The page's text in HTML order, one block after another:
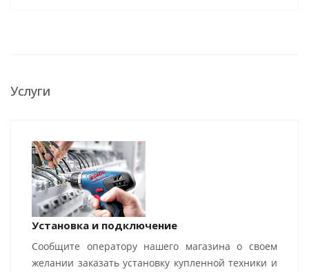
Услуги
Установка и подключение
Сообщите оператору нашего магазина о своем
желании заказать установку купленной техники и